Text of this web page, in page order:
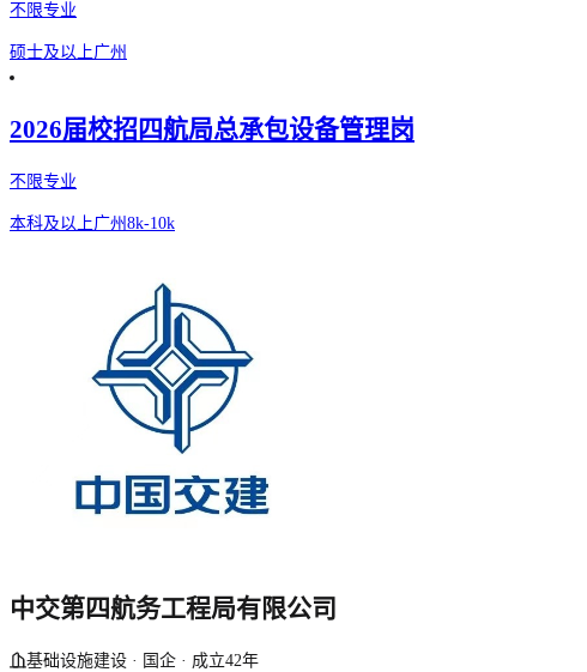
不限专业
硕士及以上广州
2026届校招四航局总承包设备管理岗
不限专业
本科及以上广州 8k-10k
中交第四航务工程局有限公司
基础设施建设 · 国企 · 成立42年